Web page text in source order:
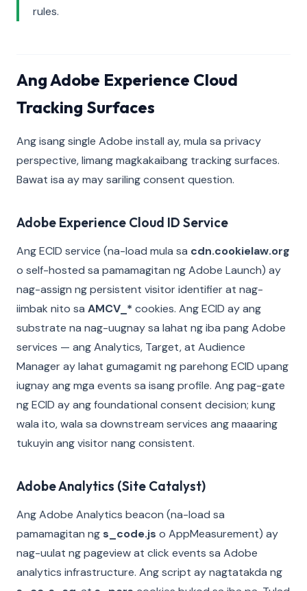
rules.
Ang Adobe Experience Cloud
Tracking Surfaces
Ang isang single Adobe install ay, mula sa privacy
perspective, limang magkakaibang tracking surfaces.
Bawat isa ay may sariling consent question.
Adobe Experience Cloud ID Service
Ang ECID service (na-load mula sa cdn.cookielaw.org
o self-hosted sa pamamagitan ng Adobe Launch) ay
nag-assign ng persistent visitor identifier at nag-
iimbak nito sa AMCV_* cookies. Ang ECID ay ang
substrate na nag-uugnay sa lahat ng iba pang Adobe
services — ang Analytics, Target, at Audience
Manager ay lahat gumagamit ng parehong ECID upang
iugnay ang mga events sa isang profile. Ang pag-gate
ng ECID ay ang foundational consent decision; kung
wala ito, wala sa downstream services ang maaaring
tukuyin ang visitor nang consistent.
Adobe Analytics (Site Catalyst)
Ang Adobe Analytics beacon (na-load sa
pamamagitan ngs_code.js o AppMeasurement) ay
nag-uulat ng pageview at click events sa Adobe
analytics infrastructure. Ang script ay nagtatakda ng